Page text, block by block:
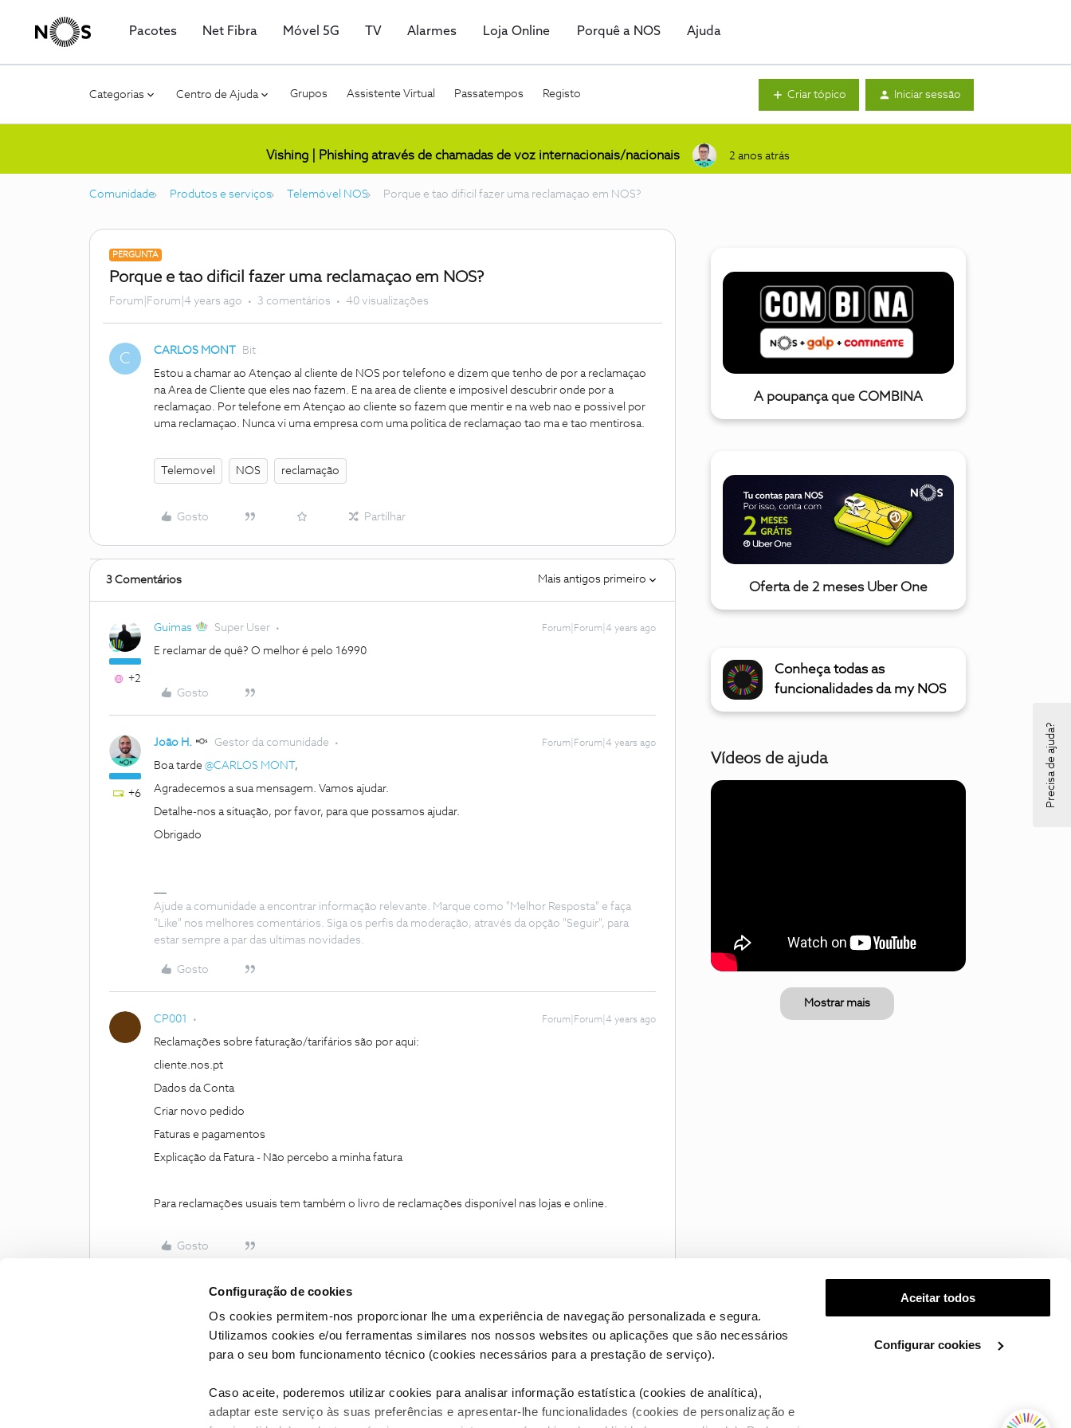
Configuração de cookies
Os cookies permitem-nos proporcionar lhe uma experiência de navegação personalizada e segura.
Utilizamos cookies e/ou ferramentas similares nos nossos websites ou aplicações que são necessários
para o seu bom funcionamento técnico (cookies necessários para a prestação de serviço).
Caso aceite, poderemos utilizar cookies para analisar informação estatística (cookies de analítica),
adaptar este serviço às suas preferências e apresentar-lhe funcionalidades (cookies de personalização e
Aceitar todos
Configurar cookies
Pacotes Net Fibra Móvel 5G TV Alarmes Loja Online Porquê a NOS Ajuda
Categorias Centro de Ajuda Grupos Assistente Virtual Passatempos Registo Criar tópico Iniciar sessão
Vishing | Phishing através de chamadas de voz internacionais/nacionais 2 anos atrás
Comunidade Produtos e serviços Telemóvel NOS Porque e tao dificil fazer uma reclamaçao em NOS?
PERGUNTA
Porque e tao dificil fazer uma reclamaçao em NOS?
Forum|Forum|4 years ago 3 comentários 40 visualizações
C CARLOS MONT Bit
Estou a chamar ao Atençao al cliente de NOS por telefono e dizem que tenho de por a reclamaçao
na Area de Cliente que eles nao fazem. E na area de cliente e imposivel descubrir onde por a
reclamaçao. Por telefone em Atençao ao cliente so fazem que mentir e na web nao e possivel por
uma reclamaçao. Nunca vi uma empresa com uma politica de reclamaçao tao ma e tao mentirosa.
Telemovel NOS reclamação
Gosto Partilhar
3 Comentários Mais antigos primeiro
+2
Guimas Super User Forum|Forum|4 years ago
E reclamar de quê? O melhor é pelo 16990
Gosto
+6
João H. Gestor da comunidade Forum|Forum|4 years ago
Boa tarde @CARLOS MONT ,
Agradecemos a sua mensagem. Vamos ajudar.
Detalhe-nos a situação, por favor, para que possamos ajudar.
Obrigado
Ajude a comunidade a encontrar informação relevante. Marque como "Melhor Resposta" e faça
"Like" nos melhores comentários. Siga os perfis da moderação, através da opção "Seguir", para
estar sempre a par das ultimas novidades.
Gosto
CP001 Forum|Forum|4 years ago
Reclamações sobre faturação/tarifários são por aqui:
cliente.nos.pt
Dados da Conta
Criar novo pedido
Faturas e pagamentos
Explicação da Fatura - Não percebo a minha fatura
Para reclamações usuais tem também o livro de reclamações disponível nas lojas e online.
Gosto
A poupança que COMBINA
Oferta de 2 meses Uber One
Conheça todas as
funcionalidades da my NOS
Vídeos de ajuda
Mostrar mais
Condições do Fórum NOS Accessibility statement
Precisa de ajuda?